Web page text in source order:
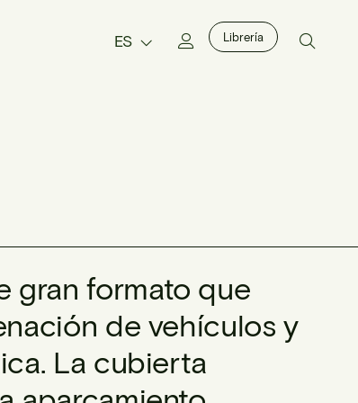
ES Librería
gran formato que
de vehículos y
La cubierta